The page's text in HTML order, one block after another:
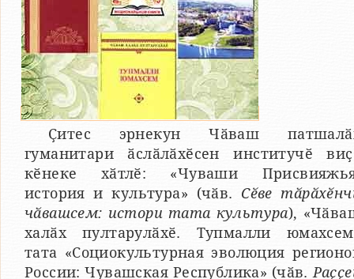
Ҫитес эрнекун Чӑваш
гуманитари ӑслӑлӑхӗсен институчӗ
кӗнеке хӑтлӗ: «Чуваши
история и культура» (чӑв. Сӗве
чӑвашсем: истори тата культура),
халӑх пултарулӑхӗ. Тупмалли
тата «Социокультурная эволюция
России: Чувашская Республика» (чӑв.